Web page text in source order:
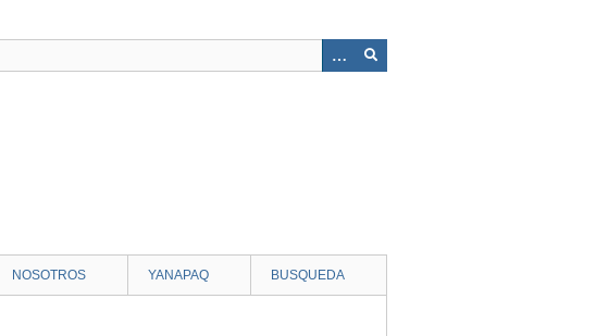
NOSOTROS YANAPAQ BUSQUEDA